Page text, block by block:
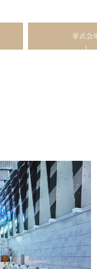
挙式会